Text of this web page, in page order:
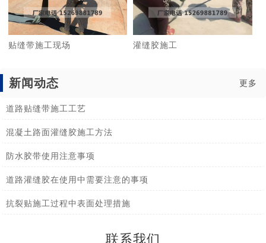
贴缝带施工现场 灌缝胶施工
新闻动态 更多
道路贴缝带施工工艺
混凝土路面灌缝胶施工方法
防水胶带使用注意事项
道路灌缝胶在使用中需要注意的事项
抗裂贴施工过程中表面处理措施
联系我们